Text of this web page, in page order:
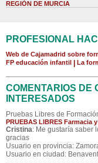
REGIÓN DE MURCIA
PROFESIONAL
Web de Cajamadrid sobre
FP educación infantil La
COMENTARIOS DE
INTERESADOS
Pruebas Libres de
PRUEBAS LIBRES Farmacia
Cristina: Me gustaría saber
gracias
Usuario en provincia:
Usuario en ciudad: